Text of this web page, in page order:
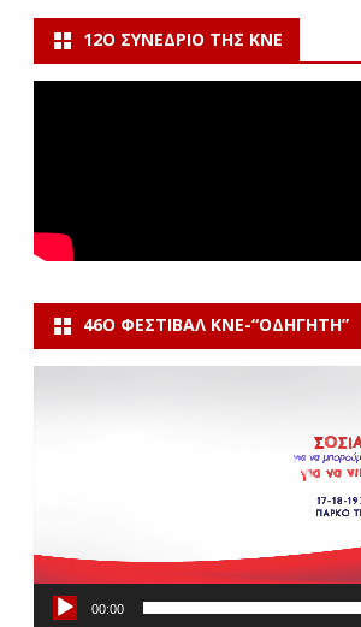
12Ο ΣΥΝΈΔΡΙΟ ΤΗΣ ΚΝΕ
46Ο ΦΕΣΤΙΒΆΛ ΚΝΕ-“ΟΔΗΓΗΤΗ”
Πρόγραμμα
00:00